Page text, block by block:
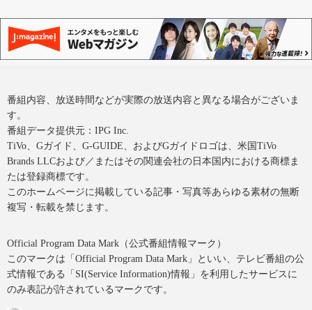
番組内容、放送時間などが実際の放送内容と異なる場合がございま
す。
番組データ提供元：IPG Inc.
TiVo、Gガイド、G-GUIDE、およびGガイドロゴは、米国TiVo
Brands LLCおよび／またはその関連会社の日本国内における商標ま
たは登録商標です。
このホームページに掲載している記事・写真等あらゆる素材の無断
複写・転載を禁じます。
Official Program Data Mark（公式番組情報マーク）
このマークは「Official Program Data Mark」といい、テレビ番組の公
式情報である「SI(Service Information)情報」を利用したサービスに
のみ表記が許されているマークです。